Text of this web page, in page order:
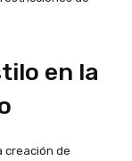
en la
creación de